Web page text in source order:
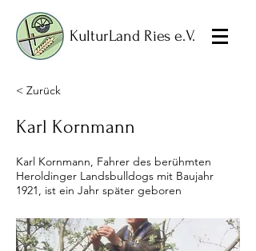
KulturLand Ries e.V.
< Zurück
Karl Kornmann
Karl Kornmann, Fahrer des berühmten
Heroldinger Landsbulldogs mit Baujahr
1921, ist ein Jahr später geboren